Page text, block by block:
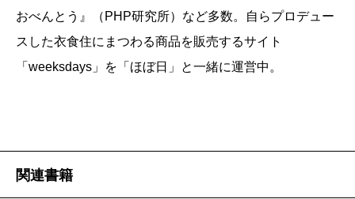
あることが窺われる。
そのために伊藤さんが考えだしたのは、たとえば
「Ｔシャツぞうきん」というもので、Ｔシャツや
（気分によっては瓶に入れ、布の色合わせまでし
おべんとう』（PHP研究所）など多数。自らプロデュー
スした衣食住にまつわる商品を販売するサイト
「weeksdays」を「ほぼ日」と一緒に運営中。
関連書籍